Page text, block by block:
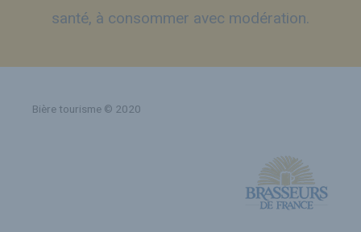
santé, à consommer avec modération.
Bière tourisme © 2020